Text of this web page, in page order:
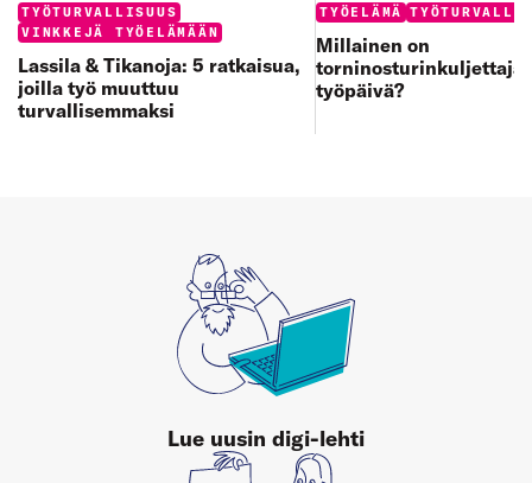
Categories:
TYÖTURVALLISUUS
VINKKEJÄ TYÖELÄMÄÄN
Lassila & Tikanoja: 5 ratkaisua,
joilla työ muuttuu
turvallisemmaksi
Categories:
TYÖELÄMÄ
Millainen on
työpäivä?
Lue uusin digi-lehti